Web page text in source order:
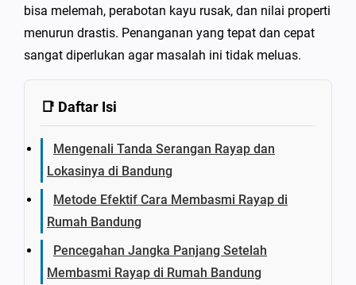
bisa melemah, perabotan kayu rusak, dan nilai properti
menurun drastis. Penanganan yang tepat dan cepat
sangat diperlukan agar masalah ini tidak meluas.
📑 Daftar Isi
Mengenali Tanda Serangan Rayap dan
Lokasinya di Bandung
Metode Efektif Cara Membasmi Rayap di
Rumah Bandung
Pencegahan Jangka Panjang Setelah
Membasmi Rayap di Rumah Bandung